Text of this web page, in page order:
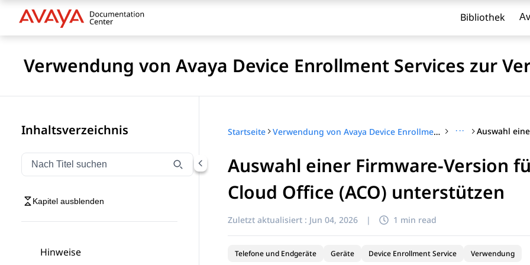
Bibliothek
Verwendung von Avaya Device Enrollment Services zur
Inhaltsverzeichnis
Navigation nach Titel filtern
Geben Sie Text ein, um Navigationselemente nach Titel zu filtern.
Kapitel ausblenden
Hinweise
Startseite Verwendung von Avaya Device Enrollment Services zur Verwaltung von Endgeräten ···
Auswahl einer Firmware-Version
Cloud Office (ACO) unterstützen
Zuletzt aktualisiert : Jun 04, 2026 | 1 min read
Telefone und Endgeräte Geräte Device Enrollment Service Verwendung